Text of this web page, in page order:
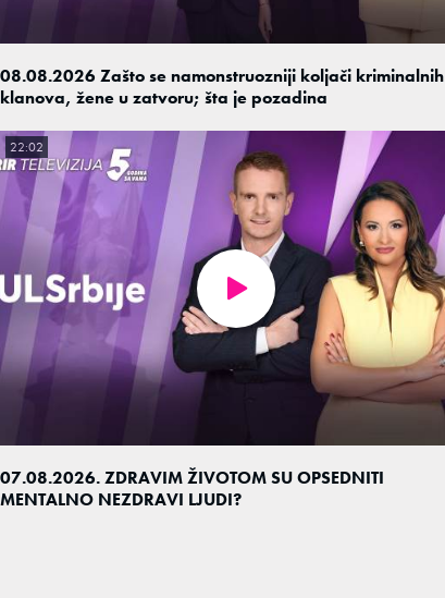
08.08.2026 Zašto se namonstruozniji koljači kriminalnih
klanova, žene u zatvoru; šta je pozadina
07.08.2026. ZDRAVIM ŽIVOTOM SU OPSEDNITI
MENTALNO NEZDRAVI LJUDI?
22:02